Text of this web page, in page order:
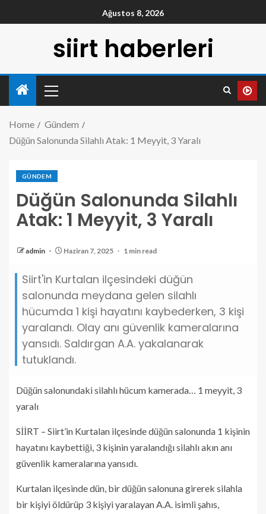
Ağustos 8, 2026
siirt haberleri
Home
Gündem
Düğün Salonunda Silahlı Atak: 1 Meyyit, 3 Yaralı
GÜNDEM
Düğün Salonunda Silahlı
Atak: 1 Meyyit, 3 Yaralı
admin Haziran 7, 2025 1 min read
Siirt'in Kurtalan ilçesindeki düğün
salonunda meydana gelen silahlı
hücumda 1 kişi hayatını kaybederken, 3 kişi
yaralandı. Olay anı güvenlik kameralarına
yansıdı. Saldırgan A.A. yakalanarak
tutuklandı.
Düğün salonundaki silahlı hücum kamerada… 1 meyyit, 3
yaralı
SİİRT – Siirt’in Kurtalan ilçesinde düğün salonunda 1 kişinin
hayatını kaybettiği, 3 kişinin yaralandığı silahlı akın anı
güvenlik kameralarına yansıdı.
Kurtalan ilçesinde dün, bir düğün salonuna girerek silahla
bir kişiyi öldürüp 3 kişiyi yaralayan A.A. isimli şahıs,